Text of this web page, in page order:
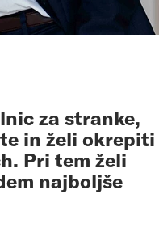
za stranke,
in želi okrepiti
Pri tem želi
najboljše